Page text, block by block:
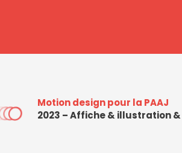
Motion design pour la PAAJ
2023 – Affiche & illustration